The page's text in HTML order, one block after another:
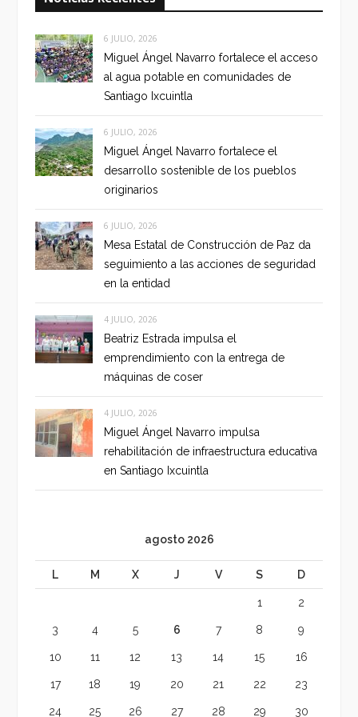
6 JULIO, 2026
Miguel Ángel Navarro fortalece el acceso
al agua potable en comunidades de
Santiago Ixcuintla
6 JULIO, 2026
Miguel Ángel Navarro fortalece el
desarrollo sostenible de los pueblos
originarios
6 JULIO, 2026
Mesa Estatal de Construcción de Paz da
seguimiento a las acciones de seguridad
en la entidad
4 JULIO, 2026
Beatriz Estrada impulsa el
emprendimiento con la entrega de
máquinas de coser
4 JULIO, 2026
Miguel Ángel Navarro impulsa
rehabilitación de infraestructura educativa
en Santiago Ixcuintla
agosto 2026
L M X J V S D
1 2
3 4 5 6 7 8 9
10 11 12 13 14 15 16
17 18 19 20 21 22 23
24 25 26 27 28 29 30